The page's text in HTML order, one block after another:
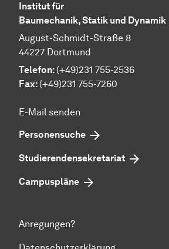
Institut für
Baumechanik, Statik und Dynamik
August-Schmidt-Straße 8
44227 Dortmund
Telefon: (+49)231 755-2536
Fax: (+49)231 755-7260
E-Mail senden
Personensuche
Studierendensekretariat
Campuspläne
Anregungen?